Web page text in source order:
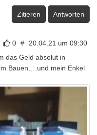
Zitieren Antworten
0 # 20.04.21 um 09:30
das Geld absolut in
Bauen….und mein Enkel